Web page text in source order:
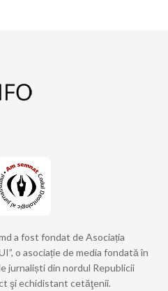
a fost fondat de Asociația
o asociație de media fondată în
jurnaliști din nordul Republicii
şi echidistant cetăţenii.